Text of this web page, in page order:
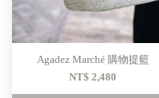
Agadez Marché 購物提籃
NT$ 2,480